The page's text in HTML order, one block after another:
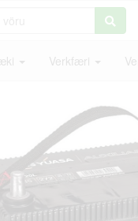
Verkfæri